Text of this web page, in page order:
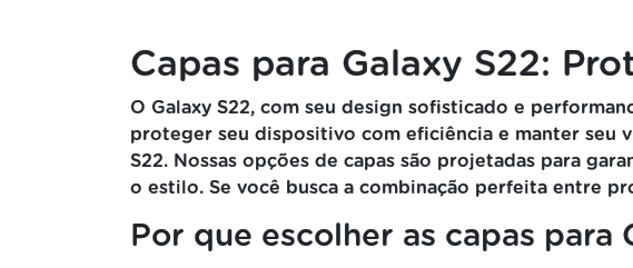
Capas para Galaxy S22:
O Galaxy S22, com seu design sofisticado e
proteger seu dispositivo com eficiência e manter seu
S22. Nossas opções de capas são projetadas para
o estilo. Se você busca a combinação perfeita entre
Por que escolher as capas para